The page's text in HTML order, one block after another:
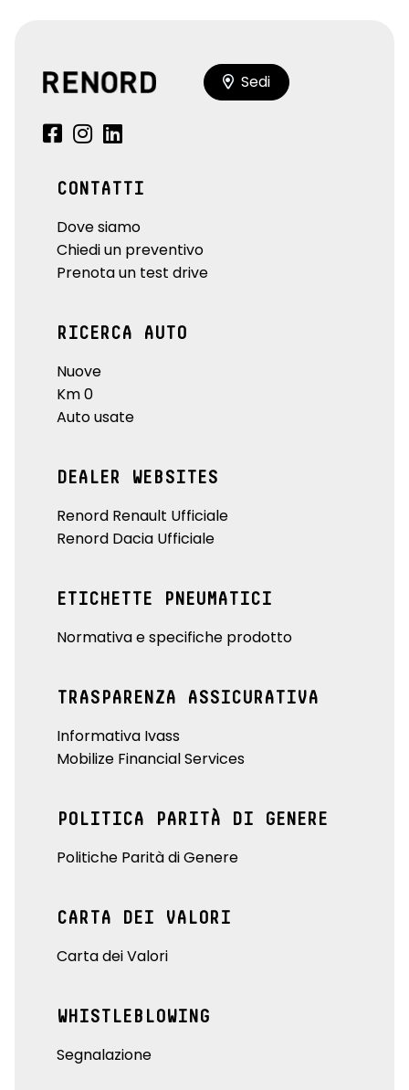
riscaldamento addizionale per il passeggero
posteriori
argentate
shift indicator, indicatore cambio marcia
sistema di frenata d'emergenza attiva
sistema isofix
sistema multimediale openR link 12" con Arkamys sound
system, navigatore e servizi Google integrati
vetri posteriori e lunotto oscurati
volante in ecopelle
volante regolabile manualmente in altezza e profondità
Sedi
CONTATTI
Dove siamo
Chiedi un preventivo
Prenota un test drive
RICERCA AUTO
Nuove
Km 0
Auto usate
DEALER WEBSITES
Renord Renault Ufficiale
Renord Dacia Ufficiale
ETICHETTE PNEUMATICI
Normativa e specifiche prodotto
TRASPARENZA ASSICURATIVA
Informativa Ivass
Mobilize Financial Services
POLITICA PARITÀ DI GENERE
Politiche Parità di Genere
CARTA DEI VALORI
Carta dei Valori
WHISTLEBLOWING
Segnalazione